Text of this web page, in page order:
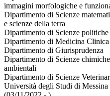
immagini morfologiche e
Dipartimento di Scienze
e scienze della terra
Dipartimento di Scienze
Dipartimento di Medicina Clinica
Dipartimento di Giurisprudenza
Dipartimento di Scienze
ambientali
Dipartimento di Scienze
Università degli Studi di